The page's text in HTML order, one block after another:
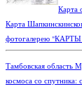
Карта
Карта
фотогалерею
Тамбовская область
космоса со спутника: